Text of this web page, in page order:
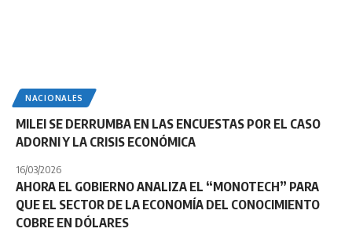
NACIONALES
MILEI SE DERRUMBA EN LAS ENCUESTAS POR EL CASO
ADORNI Y LA CRISIS ECONÓMICA
16/03/2026
AHORA EL GOBIERNO ANALIZA EL “MONOTECH” PARA
QUE EL SECTOR DE LA ECONOMÍA DEL CONOCIMIENTO
COBRE EN DÓLARES